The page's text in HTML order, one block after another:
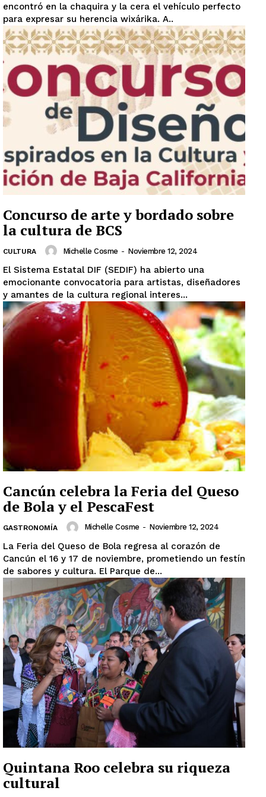
encontró en la chaquira y la cera el vehículo perfecto
para expresar su herencia wixárika. A..
Concurso de arte y bordado sobre
la cultura de BCS
CULTURA Michelle Cosme - Noviembre 12, 2024
El Sistema Estatal DIF (SEDIF) ha abierto una
emocionante convocatoria para artistas, diseñadores
y amantes de la cultura regional interes...
Cancún celebra la Feria del Queso
de Bola y el PescaFest
GASTRONOMÍA Michelle Cosme - Noviembre 12, 2024
La Feria del Queso de Bola regresa al corazón de
Cancún el 16 y 17 de noviembre, prometiendo un festín
de sabores y cultura. El Parque de...
Quintana Roo celebra su riqueza
cultural